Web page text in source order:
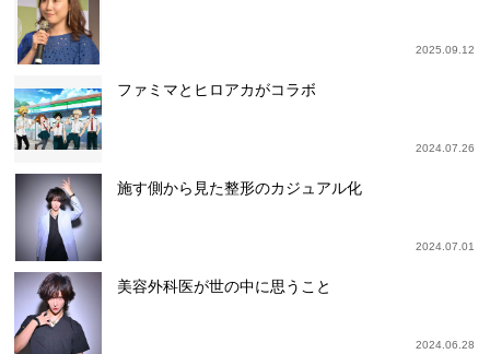
2025.09.12
ファミマとヒロアカがコラボ
2024.07.26
施す側から見た整形のカジュアル化
2024.07.01
美容外科医が世の中に思うこと
2024.06.28